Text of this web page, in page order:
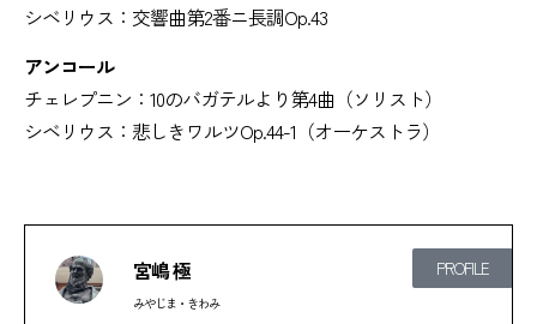
シベリウス：交響曲第2番ニ長調Op.43
アンコール
チェレプニン：10のバガテルより第4曲（ソリスト）
シベリウス：悲しきワルツOp.44-1（オーケストラ）
PROFILE
宮嶋 極
みやじま・きわみ